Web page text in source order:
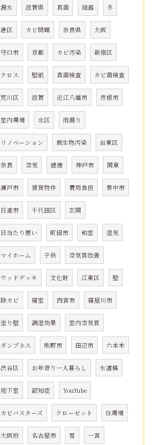
漏水 滋賀県 真菌 結露 冬
港区 カビ問題 奈良県 大阪
守口市 京都 カビ汚染 新宿区
クロス 壁紙 真菌検査 カビ菌検査
荒川区 滋賀 近江八幡市 彦根市
室内環境 北区 雨漏り
リノベーション 微生物汚染 台東区
奈良 空気 健康 神戸市 関東
瀬戸市 賃貸物件 費用負担 豊中市
日進市 千代田区 玄関
日当たり悪い 町田市 和室 湿気
マイホーム 子供 空気質改善
ウッドデッキ 文化財 江東区 壁
除カビ 寝室 西宮市 寝屋川市
塗り壁 調湿効果 室内空気質
ダンプネス 熊野市 田辺市 六本木
渋谷区 お年寄り一人暮らし 水道橋
地下室 認知症 YouTube
カビバスターズ クローゼット 住環境
大阪府 名古屋市 雪 一宮